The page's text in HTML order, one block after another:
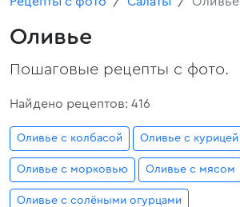
Оливье
Пошаговые рецепты с фото.
Найдено рецептов: 416
Оливье с колбасой Оливье с курицей
Оливье с морковью Оливье с мясом
Оливье с солёными огурцами